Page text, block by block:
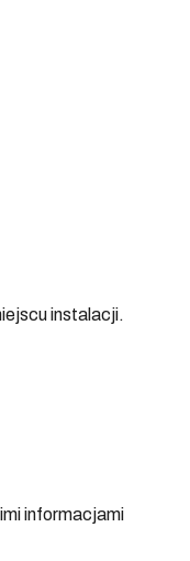
instalacji.
informacjami